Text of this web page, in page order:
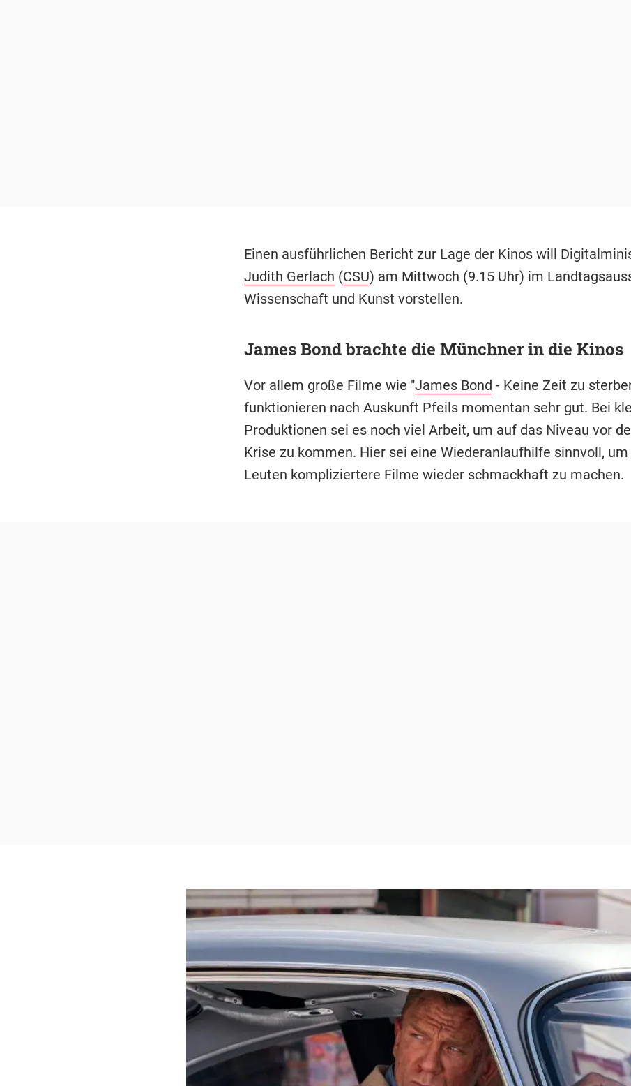
Einen ausführlichen Bericht zur Lage der Kinos will
Judith Gerlach (CSU) am Mittwoch (9.15 Uhr) im
Wissenschaft und Kunst vorstellen.
James Bond brachte die Münchner in die Kinos
Vor allem große Filme wie "James Bond - Keine Zeit zu
funktionieren nach Auskunft Pfeils momentan sehr gut. Bei
Produktionen sei es noch viel Arbeit, um auf das Niveau vor
Krise zu kommen. Hier sei eine Wiederanlaufhilfe sinnvoll, um
Leuten kompliziertere Filme wieder schmackhaft zu machen.